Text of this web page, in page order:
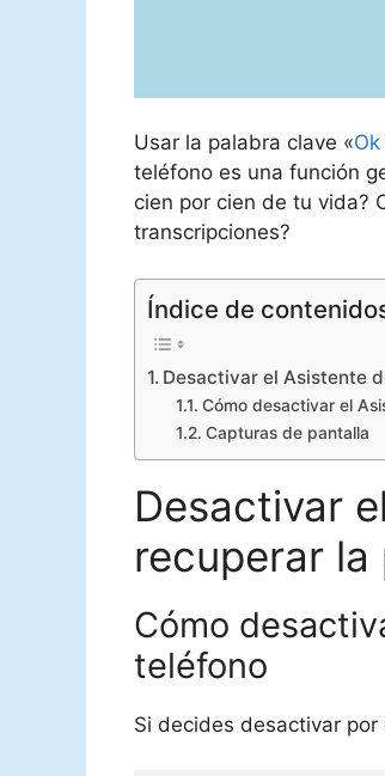
Usar la palabra clave «
teléfono es una función
cien por cien de tu vida?
transcripciones?
Índice de
Desactivar el Asistente
Cómo desactivar el
Capturas de pantalla
Desactivar
recuperar
Cómo
teléfono
Si decides desactivar